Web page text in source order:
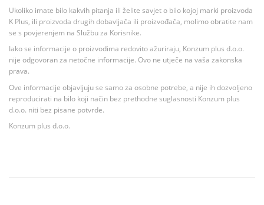
Ukoliko imate bilo kakvih pitanja ili želite savjet o bilo kojoj marki proizvoda
K Plus, ili proizvoda drugih dobavljača ili proizvođača, molimo obratite nam
se s povjerenjem na Službu za Korisnike.
Iako se informacije o proizvodima redovito ažuriraju, Konzum plus d.o.o.
nije odgovoran za netočne informacije. Ovo ne utječe na vaša zakonska
prava.
Ove informacije objavljuju se samo za osobne potrebe, a nije ih dozvoljeno
reproducirati na bilo koji način bez prethodne suglasnosti Konzum plus
d.o.o. niti bez pisane potvrde.
Konzum plus d.o.o.